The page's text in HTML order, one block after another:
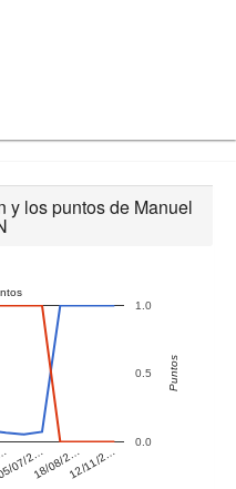
y los puntos de Manuel
07/2…18/08/2…12/11/2…
0.0
0.5
1.0
Puntos